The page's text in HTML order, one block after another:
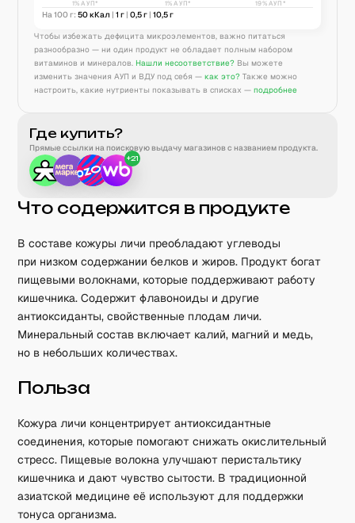
1% АУП*
1% АУП*
19% АУП*
На 100 г: 50кКал | 1 г | 0,5г | 10,5г
Чтобы избежать дефицита микроэлементов, важно питаться
разнообразно — ни один продукт не обладает полным набором
витаминов и минералов. Нашли несоответствие? Вы можете
изменить значения АУП и ВДУ под себя — как это? Также можно
настроить, какие нутриенты показывать в списках — подробнее
Где купить?
Прямые ссылки на поисковую выдачу магазинов с названием продукта.
+21
Что содержится в продукте
В составе кожуры личи преобладают углеводы
при низком содержании белков и жиров. Продукт богат
пищевыми волокнами, которые поддерживают работу
кишечника. Содержит флавоноиды и другие
антиоксиданты, свойственные плодам личи.
Минеральный состав включает калий, магний и медь,
но в небольших количествах.
Польза
Кожура личи концентрирует антиоксидантные
соединения, которые помогают снижать окислительный
стресс. Пищевые волокна улучшают перистальтику
кишечника и дают чувство сытости. В традиционной
азиатской медицине её используют для поддержки
тонуса организма.